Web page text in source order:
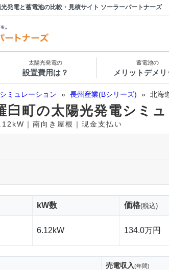
発電と蓄電池の比較・見積サイト ソーラーパートナーズ
太陽光発電の
設置費用は？
蓄電池の
メリットデメリ
ミュレーション » 長州産業(Bシリーズ) » 北海
臼町の太陽光発電シミ
｜南向き屋根｜現金支払い
kW数 価格(税込)
6.12kW 134.0万円
売電収入(年間)